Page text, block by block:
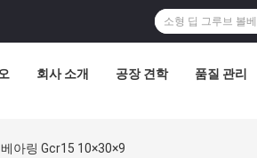
회사 소개 공장 견학 품질 관리
아링 Gcr15 10×30×9